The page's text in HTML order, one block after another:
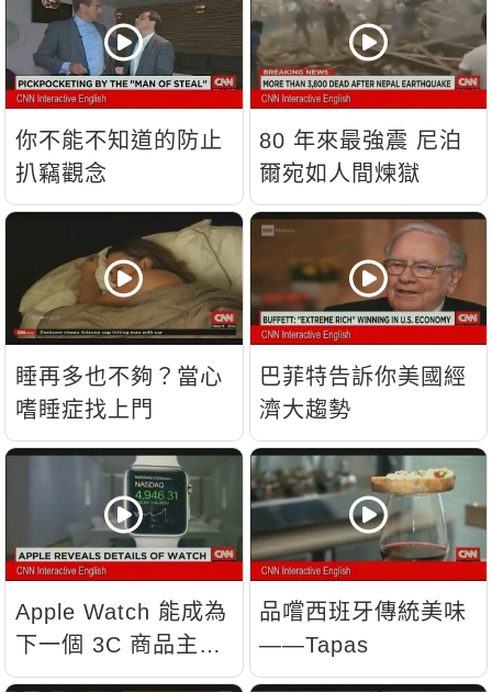
你不能不知道的防止
扒竊觀念
80 年來最強震 尼泊
爾宛如人間煉獄
睡再多也不夠？當心
嗜睡症找上門
巴菲特告訴你美國經
濟大趨勢
Apple Watch 能成為
下一個 3C 商品主
流？
品嚐西班牙傳統美味
——Tapas